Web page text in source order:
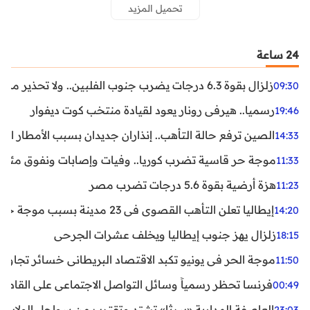
تحميل المزيد
24 ساعة
09:30زلزال بقوة 6.3 درجات يضرب جنوب الفلبين.. ولا تحذير من تسونامي حتى الآن
19:46رسميا.. هيرفي رونار يعود لقيادة منتخب كوت ديفوار
14:33الصين ترفع حالة التأهب.. إنذاران جديدان بسبب الأمطار
11:33موجة حر قاسية تضرب كوريا.. وفيات وإصابات ونفوق مئات
11:23هزة أرضية بقوة 5.6 درجات تضرب مصر
14:20إيطاليا تعلن التأهب القصوى في 23 مدينة بسبب موجة حر شديدة
18:15زلزال يهز جنوب إيطاليا ويخلف عشرات الجرحى
11:50موجة الحر في يونيو تكبد الاقتصاد البريطاني خسائر تجاوزت 1.5 مليار
00:49فرنسا تحظر رسمياً وسائل التواصل الاجتماعي على القاصرين